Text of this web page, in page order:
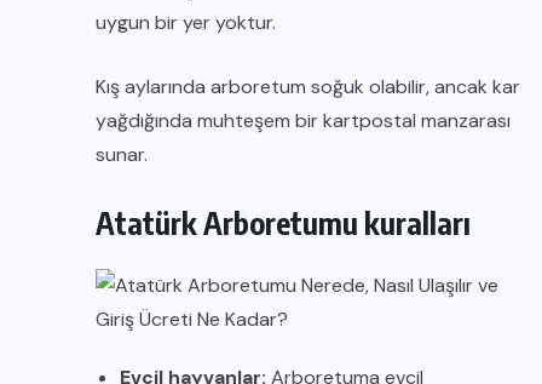
uygun bir yer yoktur.
Kış aylarında arboretum soğuk olabilir, ancak kar
yağdığında muhteşem bir kartpostal manzarası
sunar.
Atatürk Arboretumu kuralları
Evcil hayvanlar: Arboretuma evcil